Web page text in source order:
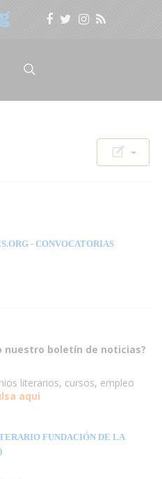
- CONVOCATORIAS
nuestro boletín de noticias?
literarios, cursos, empleo
aqui
FUNDACIÓN DE LA